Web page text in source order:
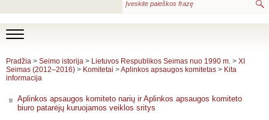
Pradžia > Seimo istorija > Lietuvos Respublikos Seimas nuo 1990 m. > XI
Seimas (2012–2016) > Komitetai >Aplinkos apsaugos komitetas > Kita
informacija
Aplinkos apsaugos komiteto narių ir Aplinkos apsaugos komiteto
biuro patarėjų kuruojamos veiklos sritys